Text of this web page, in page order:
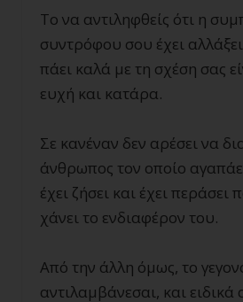
Το να αντιληφθείς ότι η
συντρόφου σου έχει
πάει καλά με τη σχέση σας
ευχή και κατάρα.
Σε κανέναν δεν αρέσει να
άνθρωπος τον οποίο
έχει ζήσει και έχει περάσει
χάνει το ενδιαφέρον του.
Από την άλλη όμως, το
αντιλαμβάνεσαι, και ειδικά